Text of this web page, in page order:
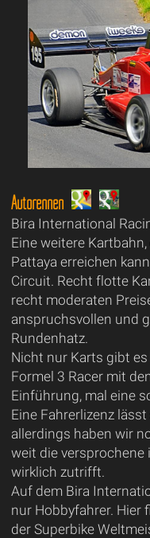
Autorennen
Bira International
Eine weitere
Pattaya erreichen
Circuit. Recht flotte
recht moderaten
anspruchsvollen und
Rundenhatz.
Nicht nur Karts gibt
Formel 3 Racer mit
Einführung, mal eine
Eine Fahrerlizenz
allerdings haben wir
weit die
wirklich zutrifft.
Auf dem Bira
nur Hobbyfahrer. Hier
der Superbike